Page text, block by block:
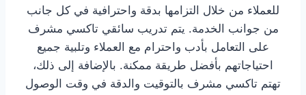
للعملاء من خلال التزامها بدقة واحترافية في كل جانب
من جوانب الخدمة. يتم تدريب سائقي تاكسي مشرف
على التعامل بأدب واحترام مع العملاء وتلبية جميع
احتياجاتهم بأفضل طريقة ممكنة. بالإضافة إلى ذلك،
تهتم تاكسي مشرف بالتوقيت والدقة في وقت الوصول